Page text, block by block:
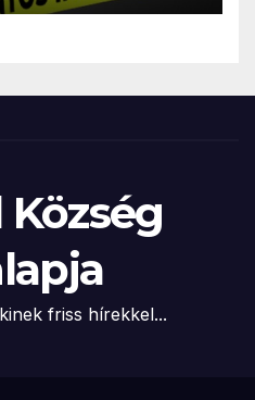
friss hírekkel...